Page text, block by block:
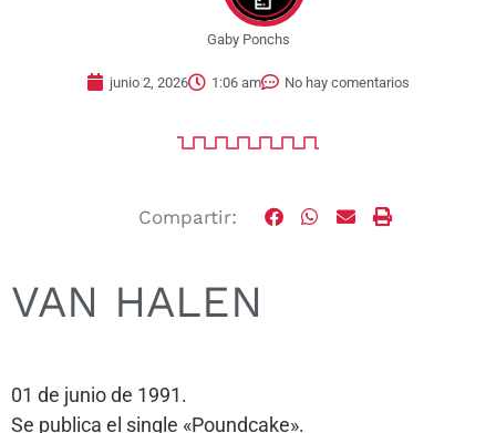
Gaby Ponchs
junio 2, 2026 1:06 am No hay comentarios
Compartir:
VAN HALEN
01 de junio de 1991.
Se publica el single «Poundcake».